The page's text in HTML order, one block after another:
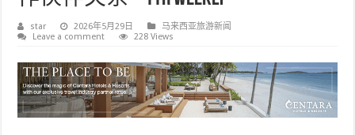
star 2026年5月29日
马来西亚旅游新闻
Leave a comment
228 Views